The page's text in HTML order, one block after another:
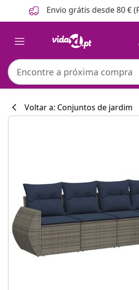
Anterior
Seguinte Envio grátis desde 80 €
Voltar a: Conjuntos de jardim